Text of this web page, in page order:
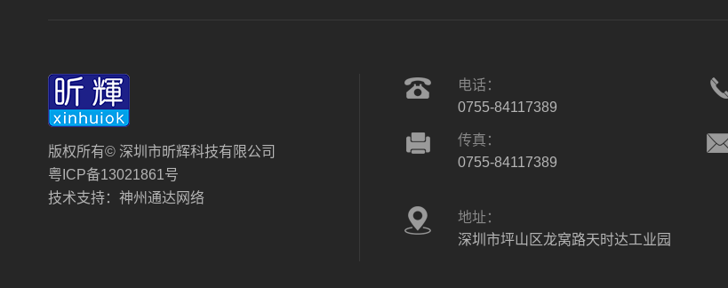
版权所有© 深圳市昕辉科技有限公司
粤ICP备13021861号
技术支持： 神州通达网络
电话：
0755-84117389
传真：
0755-84117389
地址：
深圳市坪山区龙窝路天时达工业园